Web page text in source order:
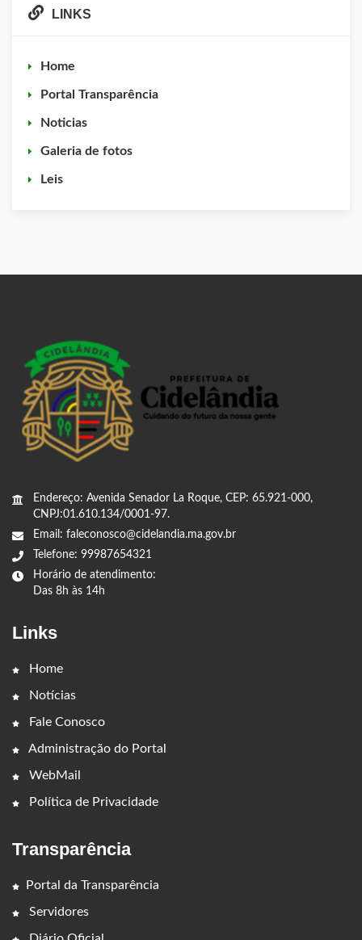
LINKS
Home
Portal Transparência
Noticias
Galeria de fotos
Leis
Endereço: Avenida Senador La Roque, CEP: 65.921-000,
CNPJ:01.610.134/0001-97.
Email: faleconosco@cidelandia.ma.gov.br
Telefone: 99987654321
Horário de atendimento:
Das 8h às 14h
Links
Home
Notícias
Fale Conosco
Administração do Portal
WebMail
Política de Privacidade
Transparência
Portal da Transparência
Servidores